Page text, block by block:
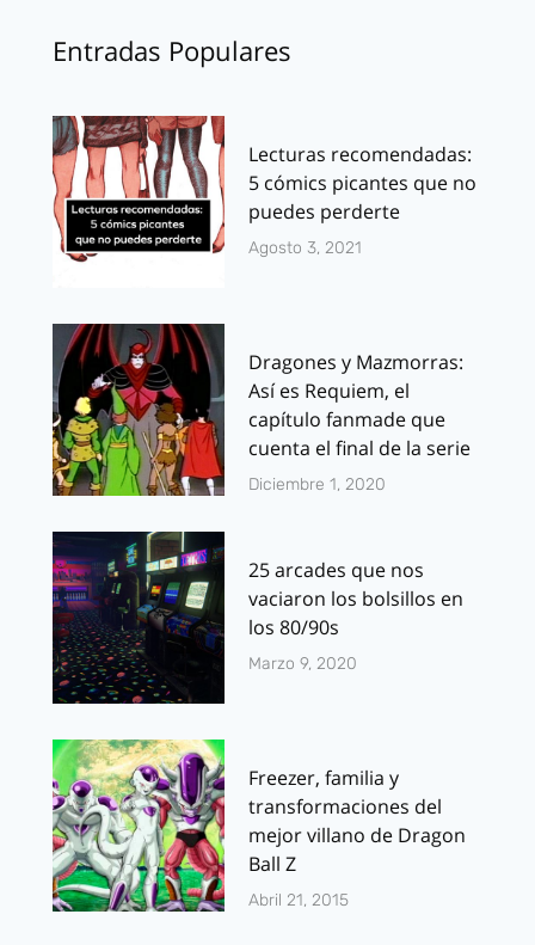
Entradas Populares
Lecturas recomendadas:
5 cómics picantes que no
puedes perderte
Agosto 3, 2021
Dragones y Mazmorras:
Así es Requiem, el
capítulo fanmade que
cuenta el final de la serie
Diciembre 1, 2020
25 arcades que nos
vaciaron los bolsillos en
los 80/90s
Marzo 9, 2020
Freezer, familia y
transformaciones del
mejor villano de Dragon
Ball Z
Abril 21, 2015